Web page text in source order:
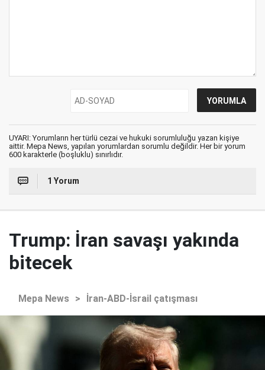
UYARI: Yorumların her türlü cezai ve hukuki sorumluluğu yazan kişiye
aittir. Mepa News, yapılan yorumlardan sorumlu değildir. Her bir yorum
600 karakterle (boşluklu) sınırlıdır.
1 Yorum
Trump: İran savaşı yakında
bitecek
Mepa News > İran-ABD-İsrail çatışması